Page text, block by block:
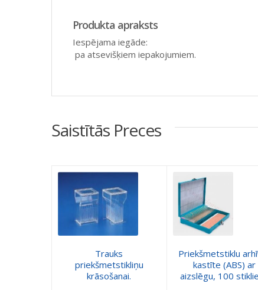
Produkta apraksts
Iespējama iegāde:
pa atsevišķiem iepakojumiem.
Saistītās Preces
Trauks
priekšmetstikliņu
krāsošanai.
Priekšmetstiklu
kastīte (ABS) ar
aizslēgu, 100